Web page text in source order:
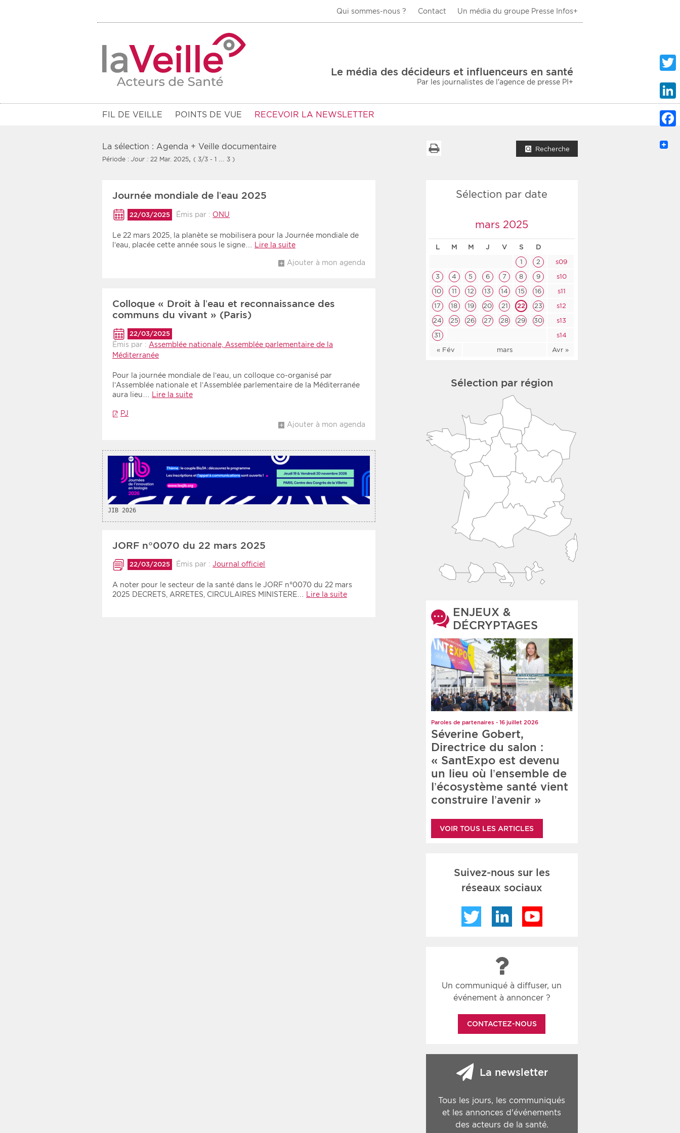
Qui sommes-nous ? Contact Un média du groupe Presse Infos+
Le média des décideurs et influenceurs en santé
Par les journalistes de l'agence de presse PI+
FIL DE VEILLE POINTS DE VUE RECEVOIR LA NEWSLETTER
Communiqués des 10 derniers jours
Recherche par mots clés Les deux
Choisir une zone Choisir une date de début
Tri
Chronologique
Inversé
La sélection : Agenda + Veille documentaire
Période : Jour : 22 Mar. 2025, ( 3/3 - 1 … 3 )
Recherche
Journée mondiale de l’eau 2025
22/03/2025 Émis par : ONU
Le 22 mars 2025, la planète se mobilisera pour la Journée mondiale de
l’eau, placée cette année sous le signe…
Lire la suite
Ajouter à mon agenda
Colloque « Droit à l’eau et reconnaissance des
communs du vivant » (Paris)
22/03/2025
Émis par : Assemblée nationale, Assemblée parlementaire de la
Méditerranée
Pour la journée mondiale de l’eau, un colloque co-organisé par
l’Assemblée nationale et l’Assemblée parlementaire de la Méditerranée
aura lieu…
Lire la suite
PJ
Ajouter à mon agenda
JIB 2026
JORF n°0070 du 22 mars 2025
22/03/2025 Émis par :Journal officiel
A noter pour le secteur de la santé dans le JORF n°0070 du 22 mars
2025 DECRETS, ARRETES, CIRCULAIRES MINISTERE…
Lire la suite
Sélection par date
mars 2025
L M M J V S D
« Fév mars Avr »
1 2
s09
3
4 5 6 7 8 9
s10
10
11 12 13 14 15 16
s11
17
18 19 20 21 22 23
s12
24
25 26 27 28 29 30
s13
31
s14
Sélection par région
ENJEUX &
DÉCRYPTAGES
Paroles de partenaires - 16 juillet 2026
Séverine Gobert,
Directrice du salon :
« SantExpo est devenu
un lieu où l’ensemble de
l’écosystème santé vient
construire l’avenir »
VOIR TOUS LES ARTICLES
Suivez-nous sur les
réseaux sociaux
Twitter LinkedIn
Un communiqué à diffuser, un
événement à annoncer ?
CONTACTEZ-NOUS
La newsletter
Tous les jours, les communiqués
et les annonces d'événements
des acteurs de la santé.